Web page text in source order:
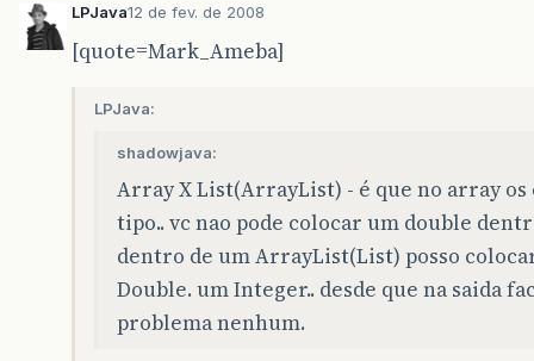
LPJava12 de fev. de 2008
[quote=Mark_Ameba]
LPJava:
shadowjava:
Array X List(ArrayList) - é que no array
tipo.. vc nao pode colocar um double
dentro de um ArrayList(List) posso
Double. um Integer.. desde que na saida
problema nenhum.